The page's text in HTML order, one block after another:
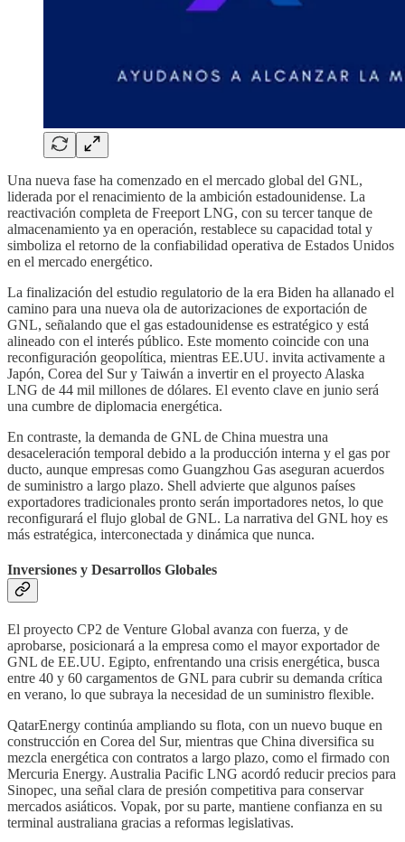
Una nueva fase ha comenzado en el mercado global del GNL,
liderada por el renacimiento de la ambición estadounidense. La
reactivación completa de Freeport LNG, con su tercer tanque de
almacenamiento ya en operación, restablece su capacidad total y
simboliza el retorno de la confiabilidad operativa de Estados Unidos
en el mercado energético.
La finalización del estudio regulatorio de la era Biden ha allanado el
camino para una nueva ola de autorizaciones de exportación de
GNL, señalando que el gas estadounidense es estratégico y está
alineado con el interés público. Este momento coincide con una
reconfiguración geopolítica, mientras EE.UU. invita activamente a
Japón, Corea del Sur y Taiwán a invertir en el proyecto Alaska
LNG de 44 mil millones de dólares. El evento clave en junio será
una cumbre de diplomacia energética.
En contraste, la demanda de GNL de China muestra una
desaceleración temporal debido a la producción interna y el gas por
ducto, aunque empresas como Guangzhou Gas aseguran acuerdos
de suministro a largo plazo. Shell advierte que algunos países
exportadores tradicionales pronto serán importadores netos, lo que
reconfigurará el flujo global de GNL. La narrativa del GNL hoy es
más estratégica, interconectada y dinámica que nunca.
Inversiones y Desarrollos Globales
El proyecto CP2 de Venture Global avanza con fuerza, y de
aprobarse, posicionará a la empresa como el mayor exportador de
GNL de EE.UU. Egipto, enfrentando una crisis energética, busca
entre 40 y 60 cargamentos de GNL para cubrir su demanda crítica
en verano, lo que subraya la necesidad de un suministro flexible.
QatarEnergy continúa ampliando su flota, con un nuevo buque en
construcción en Corea del Sur, mientras que China diversifica su
mezcla energética con contratos a largo plazo, como el firmado con
Mercuria Energy. Australia Pacific LNG acordó reducir precios para
Sinopec, una señal clara de presión competitiva para conservar
mercados asiáticos. Vopak, por su parte, mantiene confianza en su
terminal australiana gracias a reformas legislativas.